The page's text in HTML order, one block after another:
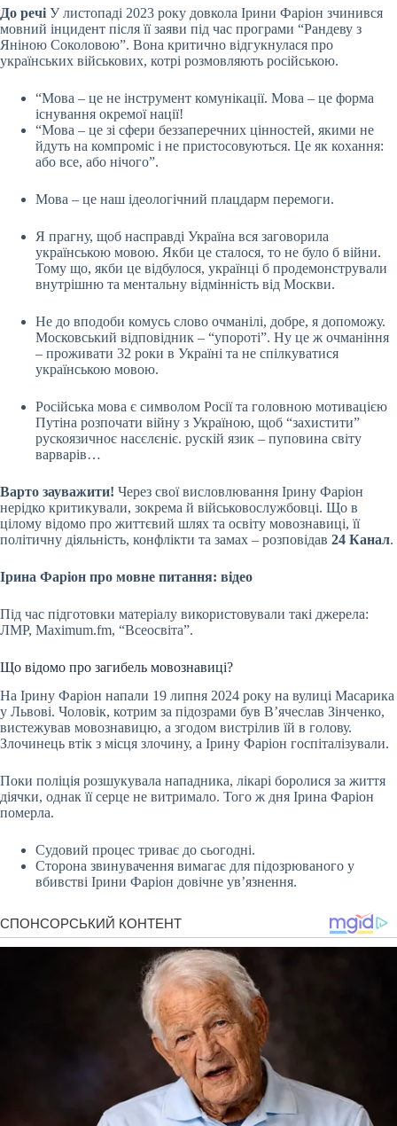
До речі У листопаді 2023 року довкола Ірини Фаріон зчинився
мовний інцидент після її заяви під час програми “Рандеву з
Яніною Соколовою”. Вона критично відгукнулася про
українських військових, котрі розмовляють російською.
“Мова – це не інструмент комунікації. Мова – це форма
існування окремої нації!
“Мова – це зі сфери беззаперечних цінностей, якими не
йдуть на компроміс і не пристосовуються. Це як кохання:
або все, або нічого”.
Мова – це наш ідеологічний плацдарм перемоги.
Я прагну, щоб насправді Україна вся заговорила
українською мовою. Якби це сталося, то не було б війни.
Тому що, якби це відбулося, українці б продемонстрували
внутрішню та ментальну відмінність від Москви.
Не до вподоби комусь слово очманілі, добре, я допоможу.
Московський відповідник – “упороті”. Ну це ж очманіння
– проживати 32 роки в Україні та не спілкуватися
українською мовою.
Російська мова є символом Росії та головною мотивацією
Путіна розпочати війну з Україною, щоб “захистити”
рускоязичноє насєлєніє. рускій язик – пуповина світу
варварів…
Варто зауважити! Через свої висловлювання Ірину Фаріон
нерідко критикували, зокрема й військовослужбовці. Що в
цілому відомо про життєвий шлях та освіту мовознавиці, її
політичну діяльність, конфлікти та замах – розповідав 24 Канал.
Ірина Фаріон про мовне питання: відео
Під час підготовки матеріалу використовували такі джерела:
ЛМР, Maximum.fm, “Всеосвіта”.
Що відомо про загибель мовознавиці?
На Ірину Фаріон напали 19 липня 2024 року на вулиці Масарика
у Львові. Чоловік, котрим за підозрами був В’ячеслав Зінченко,
вистежував мовознавицю, а згодом вистрілив їй в голову.
Злочинець втік з місця злочину, а Ірину Фаріон госпіталізували.
Поки поліція розшукувала нападника, лікарі боролися за життя
діячки, однак її серце не витримало. Того ж дня Ірина Фаріон
померла.
Судовий процес триває до сьогодні.
Сторона звинувачення вимагає для підозрюваного у
вбивстві Ірини Фаріон довічне ув’язнення.